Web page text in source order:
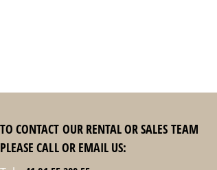
TO CONTACT OUR RENTAL OR SALES TEAM
PLEASE CALL OR EMAIL US: